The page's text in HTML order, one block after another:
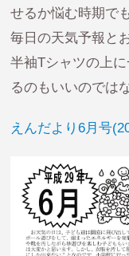
せるか悩む時期で
毎日の天気予報と
半袖Tシャツの上
るのもいいのでは
えんだより6月号